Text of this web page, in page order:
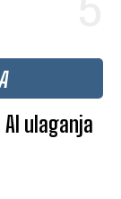
ulaganja